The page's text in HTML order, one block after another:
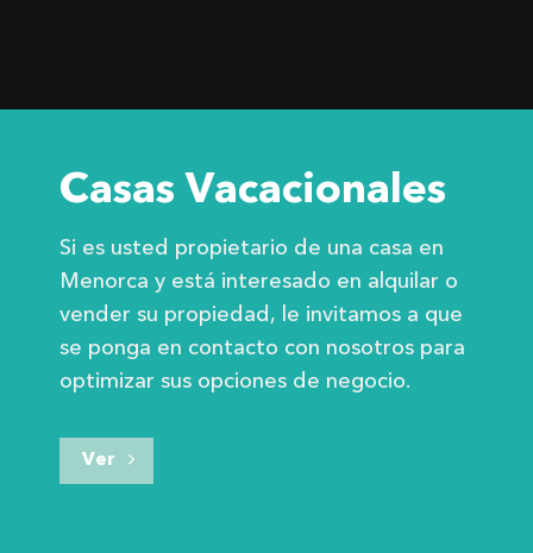
Casas Vacacionales
Si es usted propietario de una casa en
Menorca y está interesado en alquilar o
vender su propiedad, le invitamos a que
se ponga en contacto con nosotros para
optimizar sus opciones de negocio.
Ver